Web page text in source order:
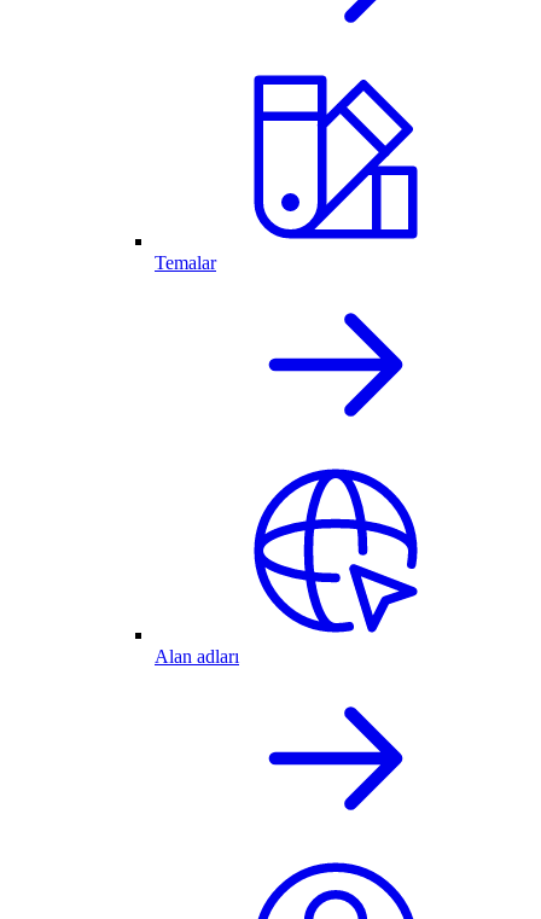
Temalar
Alan adları